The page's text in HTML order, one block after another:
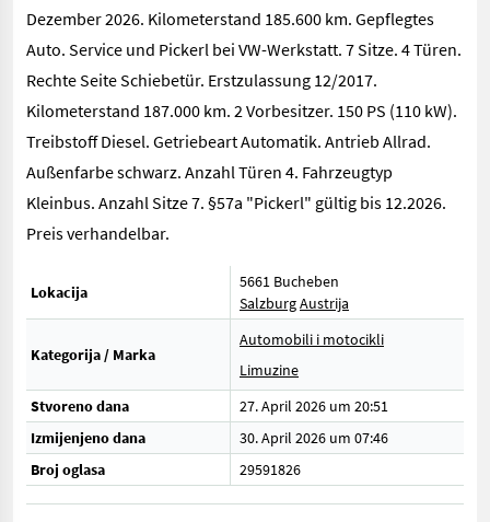
Dezember 2026. Kilometerstand 185.600 km. Gepflegtes
Auto. Service und Pickerl bei VW-Werkstatt. 7 Sitze. 4 Türen.
Rechte Seite Schiebetür. Erstzulassung 12/2017.
Kilometerstand 187.000 km. 2 Vorbesitzer. 150 PS (110 kW).
Treibstoff Diesel. Getriebeart Automatik. Antrieb Allrad.
Außenfarbe schwarz. Anzahl Türen 4. Fahrzeugtyp
Kleinbus. Anzahl Sitze 7. §57a "Pickerl" gültig bis 12.2026.
Preis verhandelbar.
Lokacija
5661 Bucheben
SalzburgAustrija
Kategorija / Marka
Automobili i motocikli
Limuzine
Stvoreno dana
27. April 2026 um 20:51
Izmijenjeno dana
30. April 2026 um 07:46
Broj oglasa
29591826